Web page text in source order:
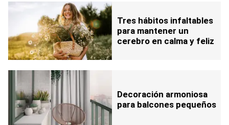
Tres hábitos infaltables
para mantener un
cerebro en calma y feliz
Decoración armoniosa
para balcones pequeños